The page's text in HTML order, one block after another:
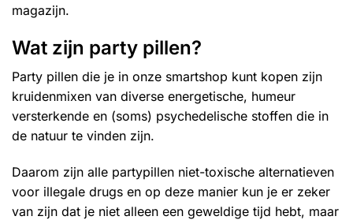
magazijn.
Wat zijn party pillen?
Party pillen die je in onze smartshop kunt kopen zijn
kruidenmixen van diverse energetische, humeur
versterkende en (soms) psychedelische stoffen die in
de natuur te vinden zijn.
Daarom zijn alle partypillen niet-toxische alternatieven
voor illegale drugs en op deze manier kun je er zeker
van zijn dat je niet alleen een geweldige tijd hebt, maar